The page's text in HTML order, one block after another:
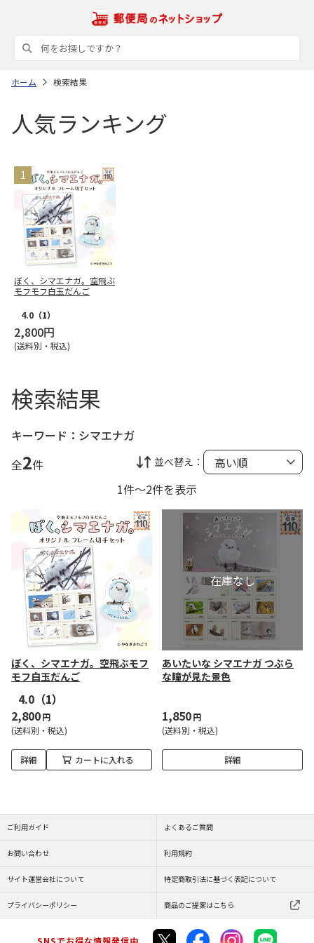
ホーム 検索結果
人気ランキング
ぼく、シマエナガ。空飛ぶ
モフモフ白玉だんご
4.0 （1）
2,800円
(送料別・税込)
検索結果
キーワード： シマエナガ
全2件 並べ替え：
1件～2件を表示
ぼく、シマエナガ。空飛ぶモフ
モフ白玉だんご
4.0 （1）
2,800円
(送料別・税込)
詳細 カートに入れる
あいたいな シマエナガ つぶら
な瞳が見た景色
1,850円
(送料別・税込)
詳細
ご利用ガイド よくあるご質問
お問い合わせ 利用規約
サイト運営会社について 特定商取引法に基づく表記について
プライバシーポリシー 商品のご提案はこちら
SNSでお得な情報発信中